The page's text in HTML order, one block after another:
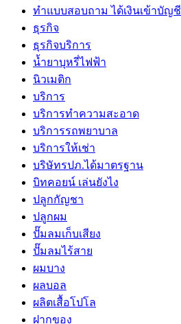
ทําแบบสอบถาม ได้เงินเข้าบัญชี
ธุรกิจ
ธุรกิจบริการ
น้ำยาบุหรี่ไฟฟ้า
นิวเมติก
บริการ
บริการทำความสะอาด
บริการรถพยาบาล
บริการให้เช่า
บริษัทรปภ.ได้มาตรฐาน
บิทคอยน์ เล่นยังไง
ปลูกกัญชา
ปลูกผม
ปั๊มลมเก็บเสียง
ปั๊มลมไร้สาย
ผมบาง
ผลบอล
ผลิตเสื้อโปโล
ฝากของ